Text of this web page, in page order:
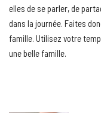
elles de se parler, de
dans la journée. Faites
famille. Utilisez votre
une belle famille.